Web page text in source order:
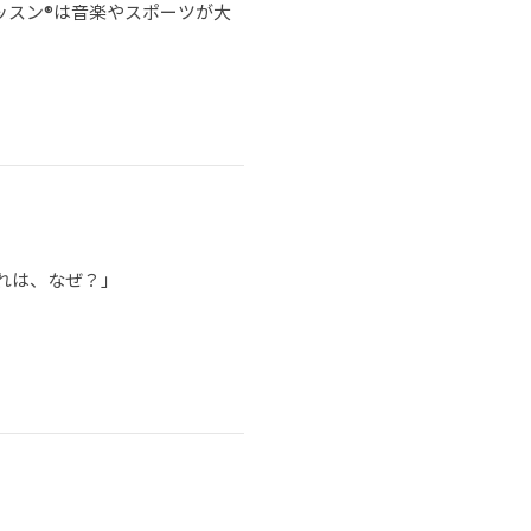
ン®は音楽やスポーツが大
、なぜ？」